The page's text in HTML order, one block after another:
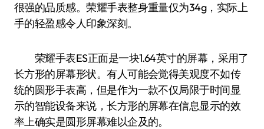
很强的品质感。荣耀手表整身重量仅为34g，实际上
手的轻盈感令人印象深刻。
荣耀手表ES正面是一块1.64英寸的屏幕，采用了
长方形的屏幕形状。有人可能会觉得美观度不如传
统的圆形手表高，但是作为一款不仅局限于时间显
示的智能设备来说，长方形的屏幕在信息显示的效
率上确实是圆形屏幕难以企及的。